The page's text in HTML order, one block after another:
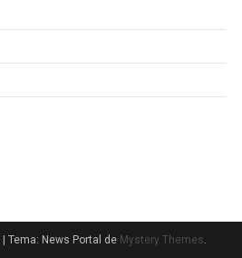
| Tema: News Portal de Mystery Themes